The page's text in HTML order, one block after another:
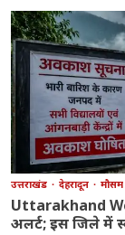
उत्तराखंड देहरादून मौसम
Uttarakhand
अलर्ट; इस जिले में